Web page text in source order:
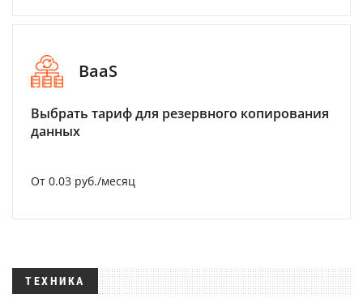
BaaS
Выбрать тариф для резервного копирования
данных
От 0.03 руб./месяц
ТЕХНИКА